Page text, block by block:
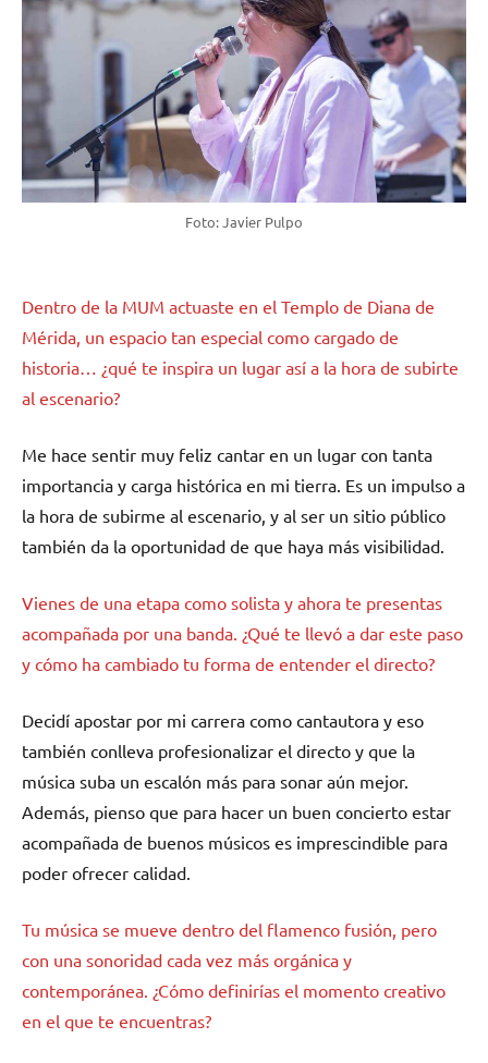
Foto: Javier Pulpo
Dentro de la MUM actuaste en el Templo de Diana de
Mérida, un espacio tan especial como cargado de
historia… ¿qué te inspira un lugar así a la hora de subirte
al escenario?
Me hace sentir muy feliz cantar en un lugar con tanta
importancia y carga histórica en mi tierra. Es un impulso a
la hora de subirme al escenario, y al ser un sitio público
también da la oportunidad de que haya más visibilidad.
Vienes de una etapa como solista y ahora te presentas
acompañada por una banda. ¿Qué te llevó a dar este paso
y cómo ha cambiado tu forma de entender el directo?
Decidí apostar por mi carrera como cantautora y eso
también conlleva profesionalizar el directo y que la
música suba un escalón más para sonar aún mejor.
Además, pienso que para hacer un buen concierto estar
acompañada de buenos músicos es imprescindible para
poder ofrecer calidad.
Tu música se mueve dentro del flamenco fusión, pero
con una sonoridad cada vez más orgánica y
contemporánea. ¿Cómo definirías el momento creativo
en el que te encuentras?